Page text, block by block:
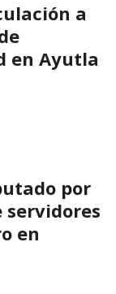
a
en Ayutla
por
en